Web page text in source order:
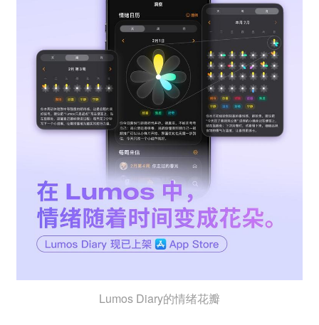
Lumos Diary的情绪花瓣